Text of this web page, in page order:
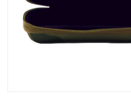
Psychedelic
Rituals & Wierook